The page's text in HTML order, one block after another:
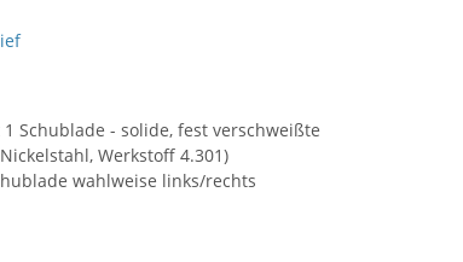
Schublade - solide, fest verschweißte
Werkstoff 4.301)
wahlweise links/rechts